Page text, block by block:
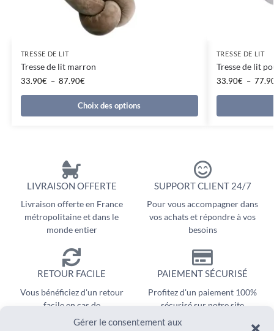
Gérer le consentement aux
TRESSE DE LIT
Tresse de lit marron
33.90€ – 87.90€
Choix des options
TRESSE DE LIT
Tresse de lit
33.90€ –
LIVRAISON OFFERTE
Livraison offerte en France
métropolitaine et dans le
monde entier
SUPPORT CLIENT 24/7
Pour vous accompagner dans
vos achats et répondre à vos
besoins
RETOUR FACILE
Vous bénéficiez d'un retour
facile en cas de
remboursement
PAIEMENT SÉCURISÉ
Profitez d'un paiement 100%
sécurisé sur notre site